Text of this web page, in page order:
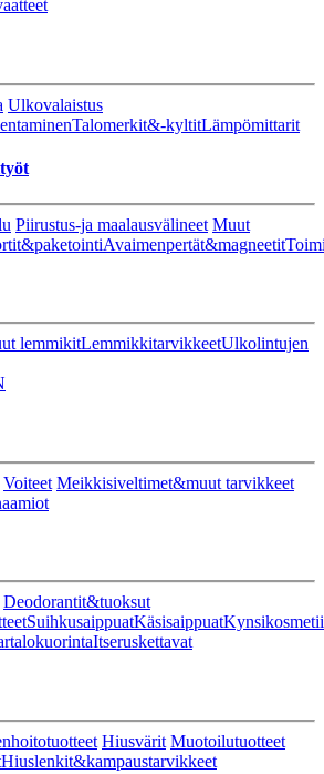
Ulkovalaistus
Talomerkit&-kyltitLämpömittarit
Piirustus-ja maalausvälineet Muut
Avaimenpertät&magneetit
lemmikitLemmikkitarvikkeetUlkolintujen
Voiteet Meikkisiveltimet&muut tarvikkeet
Deodorantit&tuoksut
SuihkusaippuatKäsisaippuat
Itseruskettavat
Hiusvärit Muotoilutuotteet
Hiuslenkit&kampaustarvikkeet